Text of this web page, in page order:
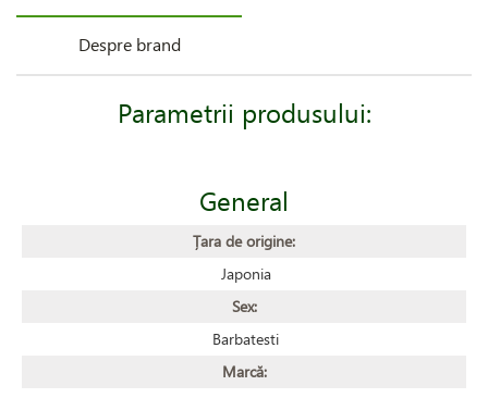
Despre brand
Parametrii produsului:
General
Țara de origine:
Japonia
Sex:
Barbatesti
Marcă: